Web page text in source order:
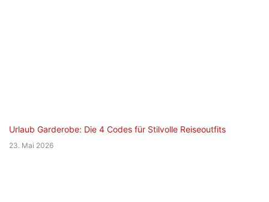
Urlaub Garderobe: Die 4 Codes für Stilvolle Reiseoutfits
23. Mai 2026